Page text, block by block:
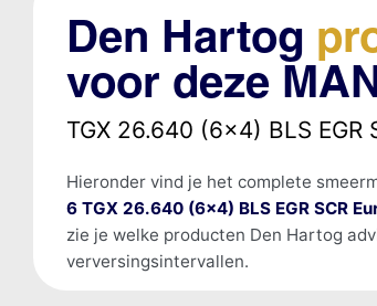
Den Hartog
voor deze
TGX 26.640 (6x4) BLS EGR
Hieronder vind je het complete
6 TGX 26.640 (6x4) BLS EGR SCR
zie je welke producten Den Hartog
verversingsintervallen.